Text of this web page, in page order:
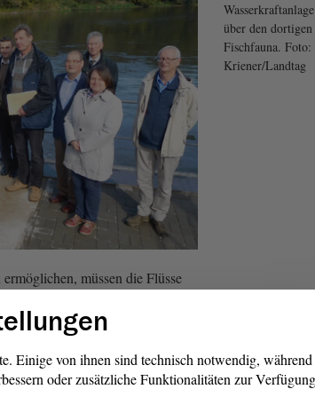
über den
Fischfauna. Foto:
Kriener/Landtag
müssen die Flüsse
An den Wasserkraftanlagen in
Fischaufstiegs- und
welchen Schutz sie der
die Landtagsabgeordneten und
Planena.
Einige von ihnen sind technisch notwendig, während
oder zusätzliche Funktionalitäten zur